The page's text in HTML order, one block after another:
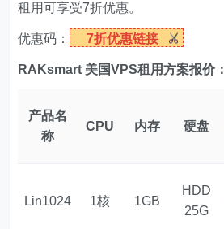
租用可享受7折优惠。
优惠码： 7折优惠链接
RAKsmart 美国VPS租用方案报价：
产品名
称
CPU 内存 硬盘
Lin1024 1核 1GB
HDD
25G